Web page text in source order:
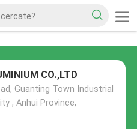
CO.,LTD
Guanting Town Industrial
, Anhui Province,